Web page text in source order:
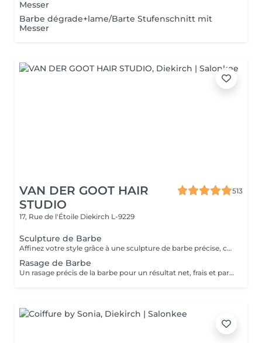
Messer
Barbe dégrade+lame/Barte Stufenschnitt mit
Messer
VAN DER GOOT HAIR
STUDIO
513
17, Rue de l'Étoile Diekirch L-9229
Sculpture de Barbe
Affinez votre style grâce à une sculpture de barbe précise, conçue pour maintenir une barbe nette, équilibrée et parfaitement définie. Ce service comprend un travail minutieux de taille, de mise en forme et de contours afin de mettre en valeur la structure naturelle de votre visage.
Rasage de Barbe
Un rasage précis de la barbe pour un résultat net, frais et parfaitement soigné. La peau est laissée douce, lisse et parfaitement entretenue.